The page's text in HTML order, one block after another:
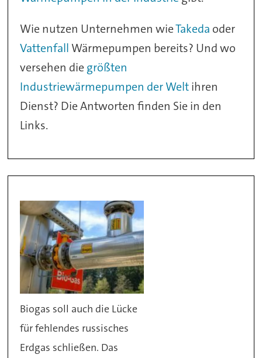
Wie nutzen Unternehmen wieTakeda oder
VattenfallWärmepumpen bereits? Und wo
versehen die größten
Industriewärmepumpen der Weltihren
Dienst? Die Antworten finden Sie in den
Links.
Biogas soll auch die Lücke
für fehlendes russisches
Erdgas schließen. Das